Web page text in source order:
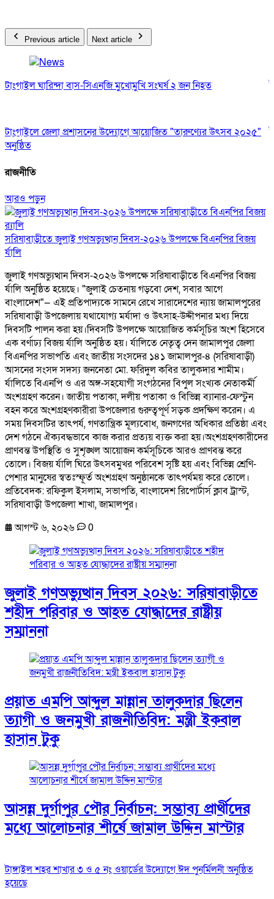
Previous article Next article
টাংগাইল ঘারিন্দা বাস-সিএনজি মুখোমুখি সংঘর্ষ ২ জন নিহত
টাংগাইলে জেলা প্রশাসনের উদ্যোগে আয়োজিত "তারুণ্যের উৎসব ২০২৫"
অনুষ্ঠিত
রাজনীতি
আরও পড়ুন
সরিষাবাড়ীতে জুলাই গণঅভ্যুত্থান দিবস-২০২৬ উপলক্ষে বিএনপির বিজয়
র্যালি
জুলাই গণঅভ্যুত্থান দিবস-২০২৬ উপলক্ষে সরিষাবাড়ীতে বিএনপির বিজয়
র্যালি অনুষ্ঠিত হয়েছে। "জুলাই চেতনায় গড়বো দেশ, সবার আগে
বাংলাদেশ"— এই প্রতিপাদ্যকে সামনে রেখে সারাদেশের ন্যায় জামালপুরের
সরিষাবাড়ী উপজেলায় যথাযোগ্য মর্যাদা ও উৎসাহ-উদ্দীপনার মধ্য দিয়ে
দিবসটি পালন করা হয়।দিবসটি উপলক্ষে আয়োজিত কর্মসূচির অংশ হিসেবে
এক বর্ণাঢ্য বিজয় র্যালি অনুষ্ঠিত হয়। র্যালিতে নেতৃত্ব দেন জামালপুর জেলা
বিএনপির সভাপতি এবং জাতীয় সংসদের ১৪১ জামালপুর-৪ (সরিষাবাড়ী)
আসনের সংসদ সদস্য জননেতা মো. ফরিদুল কবির তালুকদার শামীম।
র্যালিতে বিএনপি ও এর অঙ্গ-সহযোগী সংগঠনের বিপুল সংখ্যক নেতাকর্মী
অংশগ্রহণ করেন। জাতীয় পতাকা, দলীয় পতাকা ও বিভিন্ন ব্যানার-ফেস্টুন
বহন করে অংশগ্রহণকারীরা উপজেলার গুরুত্বপূর্ণ সড়ক প্রদক্ষিণ করেন। এ
সময় দিবসটির তাৎপর্য, গণতান্ত্রিক মূল্যবোধ, জনগণের অধিকার প্রতিষ্ঠা এবং
দেশ গঠনে ঐক্যবদ্ধভাবে কাজ করার প্রত্যয় ব্যক্ত করা হয়।অংশগ্রহণকারীদের
প্রাণবন্ত উপস্থিতি ও সুশৃঙ্খল আয়োজন কর্মসূচিকে আরও প্রাণবন্ত করে
তোলে। বিজয় র্যালি ঘিরে উৎসবমুখর পরিবেশ সৃষ্টি হয় এবং বিভিন্ন শ্রেণি-
পেশার মানুষের স্বতঃস্ফূর্ত অংশগ্রহণ অনুষ্ঠানকে তাৎপর্যময় করে তোলে।
প্রতিবেদক: রফিকুল ইসলাম, সভাপতি, বাংলাদেশ রিপোর্টার্স ক্লাব ট্রাস্ট,
সরিষাবাড়ী উপজেলা শাখা, জামালপুর।
আগস্ট ৬, ২০২৬
0
জুলাই গণঅভ্যুত্থান দিবস ২০২৬: সরিষাবাড়ীতে
শহীদ পরিবার ও আহত যোদ্ধাদের রাষ্ট্রীয়
সম্মাননা
প্রয়াত এমপি আব্দুল মান্নান তালুকদার ছিলেন
ত্যাগী ও জনমুখী রাজনীতিবিদ: মন্ত্রী ইকবাল
হাসান টুকু
আসন্ন দুর্গাপুর পৌর নির্বাচন: সম্ভাব্য প্রার্থীদের
মধ্যে আলোচনার শীর্ষে জামাল উদ্দিন মাস্টার
টাঙ্গাইল শহর শাখার ৩ ও ৫ নং ওয়ার্ডের উদ্যোগে ঈদ পুনর্মিলনী অনুষ্ঠিত
হয়েছে